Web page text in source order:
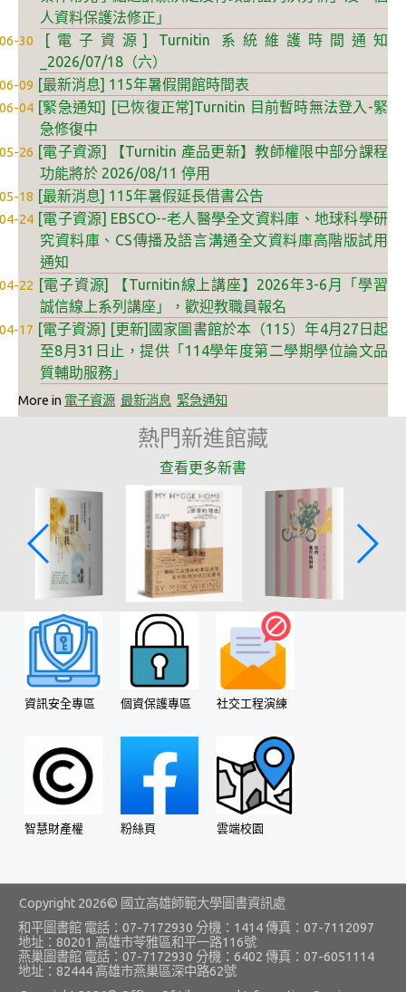
I Seat 線上座位預約
I Taker 智慧取書櫃
自動借還書系統
空間借用系統
友善報修
自動電控
人流辨識
門禁系統
智慧社群
雲端校園3D導覽
高師瓦力1號
歡樂耶誕
智慧行政
校務數據公開及下載
會議資料好管理
工作報告線上寫
系所評鑑看這裡
器材就要借你用
多元繳費
智慧教學
環境-智慧遠距教學
即時式線上教學
錄影式非同步教學
人資料保護法修正」
30
[電子資源] Turnitin 系統維護時間通知
_2026/07/18（六）
09 [最新消息] 115年暑假開館時間表
04 [緊急通知] [已恢復正常]Turnitin 目前暫時無法登入-緊
急修復中
26 [電子資源] 【Turnitin 產品更新】教師權限中部分課程
功能將於 2026/08/11 停用
18 [最新消息] 115年暑假延長借書公告
24 [電子資源] EBSCO--老人醫學全文資料庫、地球科學研
究資料庫、CS傳播及語言溝通全文資料庫高階版試用
通知
22 [電子資源] 【Turnitin線上講座】2026年3-6月「學習
誠信線上系列講座」，歡迎教職員報名
17 [電子資源] [更新]國家圖書館於本（115）年4月27日起
至8月31日止，提供「114學年度第二學期學位論文品
質輔助服務」
More in 電子資源 最新消息 緊急通知
熱門新進館藏
查看更多新書
資訊安全專區 個資保護專區 社交工程演練
智慧財產權 粉絲頁 雲端校園
Copyright 2026© 國立高雄師範大學圖書資訊處
和平圖書館 電話：07-7172930 分機：1414 傳真：07-7112097
地址：80201 高雄市苓雅區和平一路116號
燕巢圖書館 電話：07-7172930 分機：6402 傳真：07-6051114
地址：82444 高雄市燕巢區深中路62號